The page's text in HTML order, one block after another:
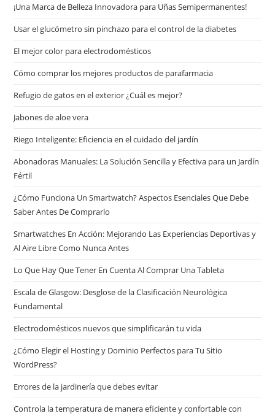
¡Una Marca de Belleza Innovadora para Uñas Semipermanentes!
Usar el glucómetro sin pinchazo para el control de la diabetes
El mejor color para electrodomésticos
Cómo comprar los mejores productos de parafarmacia
Refugio de gatos en el exterior ¿Cuál es mejor?
Jabones de aloe vera
Riego Inteligente: Eficiencia en el cuidado del jardín
Abonadoras Manuales: La Solución Sencilla y Efectiva para un Jardín
Fértil
¿Cómo Funciona Un Smartwatch? Aspectos Esenciales Que Debe
Saber Antes De Comprarlo
Smartwatches En Acción: Mejorando Las Experiencias Deportivas y
Al Aire Libre Como Nunca Antes
Lo Que Hay Que Tener En Cuenta Al Comprar Una Tableta
Escala de Glasgow: Desglose de la Clasificación Neurológica
Fundamental
Electrodomésticos nuevos que simplificarán tu vida
¿Cómo Elegir el Hosting y Dominio Perfectos para Tu Sitio
WordPress?
Errores de la jardinería que debes evitar
Controla la temperatura de manera eficiente y confortable con